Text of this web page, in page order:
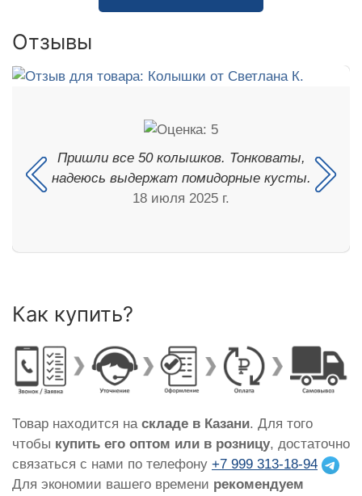
Отзывы
Пришли все 50 колышков. Тонковаты,
надеюсь выдержат помидорные кусты.
18 июля 2025 г.
Как купить?
Товар находится на складе в Казани. Для того
чтобы купить его оптом или в розницу, достаточно
связаться с нами по телефону +7 999 313-18-94
Для экономии вашего времени рекомендуем